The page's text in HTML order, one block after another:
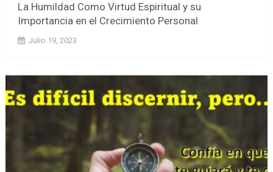
La Humildad Como Virtud Espiritual y su
Importancia en el Crecimiento Personal
Julio 19, 2023